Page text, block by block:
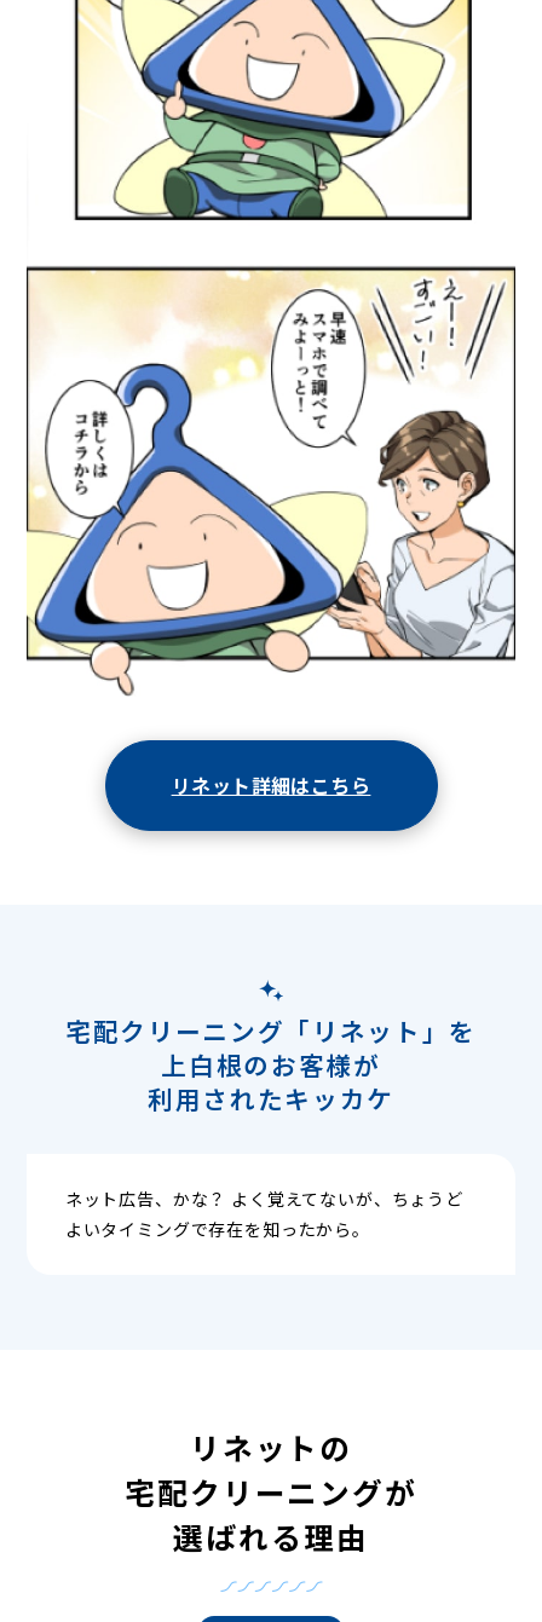
リネット詳細はこちら
宅配クリーニング「リネット」を
上白根のお客様が
利用されたキッカケ
ネット広告、かな？ よく覚えてないが、ちょうど
よいタイミングで存在を知ったから。
リネットの
宅配クリーニングが
選ばれる理由